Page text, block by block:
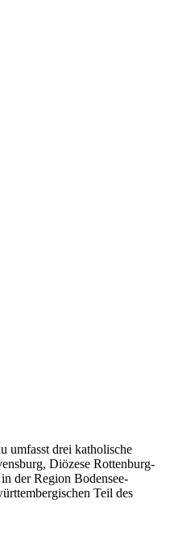
umfasst drei katholische
Diözese Rottenburg-
der Region Bodensee-
Teil des